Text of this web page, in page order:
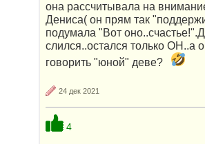
она рассчитывала на
Дениса( он прям так
подумала "Вот
слился..остался только ОН..а
говорить "юной" деве?
24 дек 2021
4